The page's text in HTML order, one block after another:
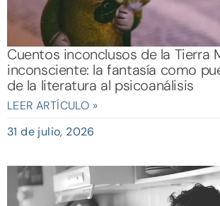
Cuentos inconclusos de la Tierra
inconsciente: la fantasía como
de la literatura al psicoanálisis
LEER ARTÍCULO »
31 de julio, 2026